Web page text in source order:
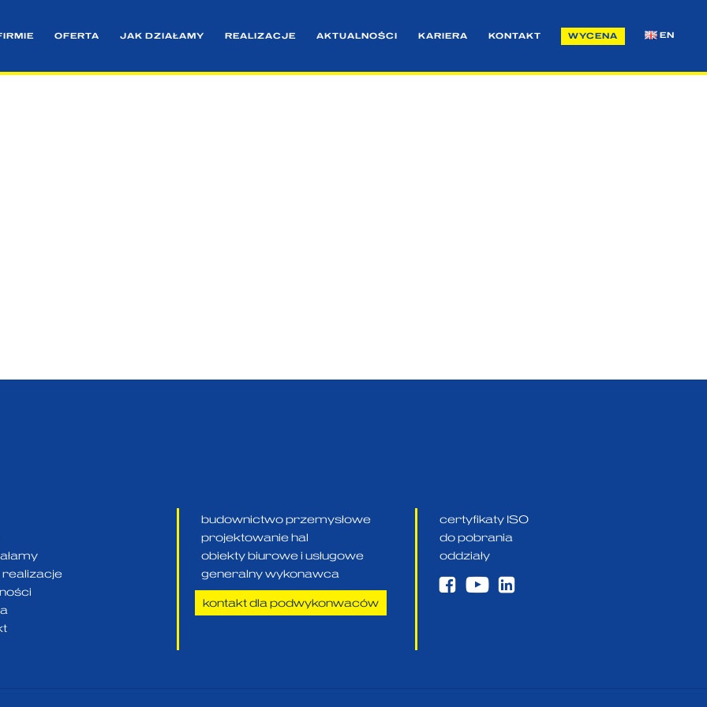
OFERTA JAK DZIAŁAMY REALIZACJE AKTUALNOŚCI KARIERA KONTAKT WYCENA EN
realizacje
budownictwo przemysłowe
projektowanie hal
obiekty biurowe i usługowe
generalny wykonawca
kontakt dla podwykonwaców
certyfikaty ISO
do pobrania
oddziały